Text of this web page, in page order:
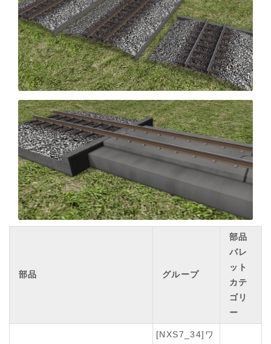
部品 グループ
部品
パレ
ット
カテ
ゴリ
ー
[NXS7_34]ワ